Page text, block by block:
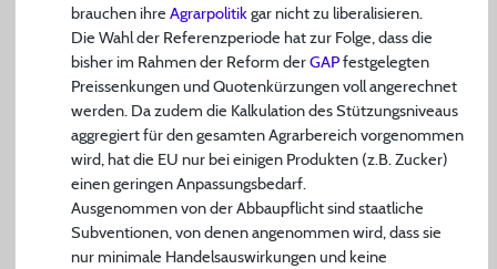
brauchen ihre Agrarpolitikgar nicht zu liberalisieren.
Die Wahl der Referenzperiode hat zur Folge, dass die
bisher im Rahmen der Reform derGAPfestgelegten
Preissenkungen und Quotenkürzungen voll angerechnet
werden. Da zudem die Kalkulation des Stützungsniveaus
aggregiert für den gesamten Agrarbereich vorgenommen
wird, hat die EU nur bei einigen Produkten (z.B. Zucker)
einen geringen Anpassungsbedarf.
Ausgenommen von der Abbaupflicht sind staatliche
Subventionen, von denen angenommen wird, dass sie
nur minimale Handelsauswirkungen und keine